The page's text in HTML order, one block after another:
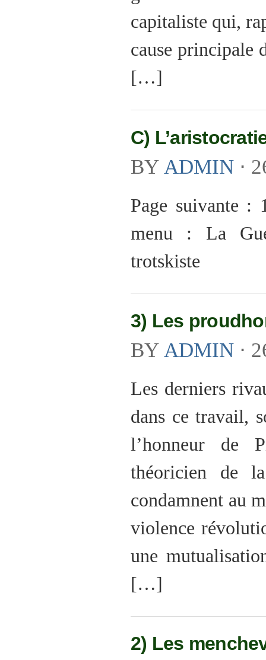
capitaliste qui,
cause principale
[…]
C)
BY ADMIN ⋅
Page suivante :
menu : La
trotskiste
3) Les
BY ADMIN ⋅
Les derniers
dans ce travail,
l’honneur de
théoricien de
condamnent au
violence
une
[…]
2) Les